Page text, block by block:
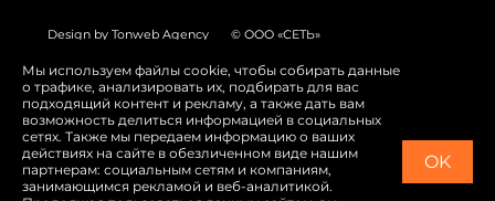
Design by Tonweb Agency © ООО «СЕТЬ»
Политика конфиденциальности Карта сайта
Switch to English
Мы используем файлы cookie, чтобы собирать данные
о трафике, анализировать их, подбирать для вас
подходящий контент и рекламу, а также дать вам
возможность делиться информацией в социальных
сетях. Также мы передаем информацию о ваших
действиях на сайте в обезличенном виде нашим
партнерам: социальным сетям и компаниям,
занимающимся рекламой и веб-аналитикой.
OK